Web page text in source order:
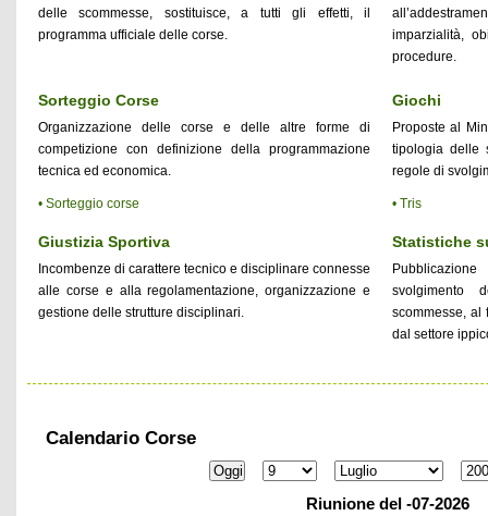
delle scommesse, sostituisce, a tutti gli effetti, il
programma ufficiale delle corse.
imparzialità,
procedure.
Sorteggio Corse
Organizzazione delle corse e delle altre forme di
competizione con definizione della programmazione
tecnica ed economica.
• Sorteggio corse
Giochi
Proposte al
tipologia delle
regole di
• Tris
Giustizia Sportiva
Incombenze di carattere tecnico e disciplinare connesse
alle corse e alla regolamentazione, organizzazione e
gestione delle strutture disciplinari.
Statistiche
svolgimento
scommesse, al
dal settore
Calendario Corse
Riunione del -07-2026